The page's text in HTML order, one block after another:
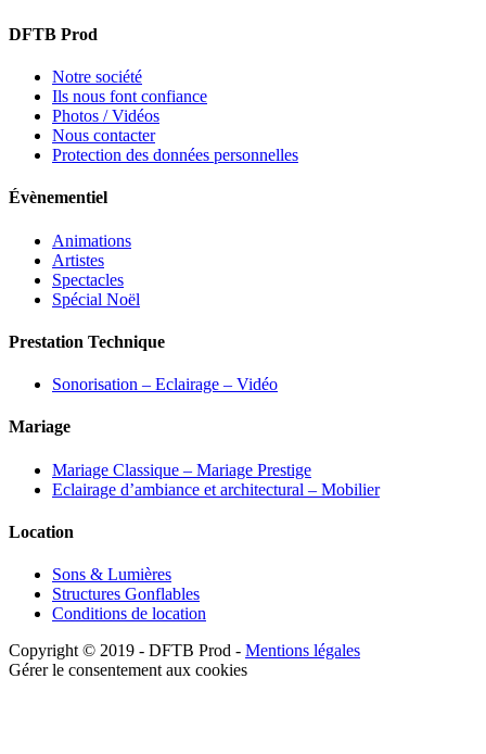
DFTB Prod
Notre société
Ils nous font confiance
Photos / Vidéos
Nous contacter
Protection des données personnelles
Évènementiel
Animations
Artistes
Spectacles
Spécial Noël
Prestation Technique
Sonorisation – Eclairage – Vidéo
Mariage
Mariage Classique – Mariage Prestige
Eclairage d’ambiance et architectural – Mobilier
Location
Sons & Lumières
Structures Gonflables
Conditions de location
Copyright © 2019 - DFTB Prod - Mentions légales
Gérer le consentement aux cookies